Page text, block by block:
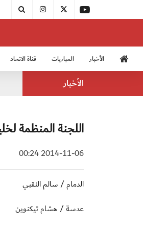
الأخبار المباريات قناة الاتحاد
الأخبار
اللجنة المنظمة لخليجي 22 تكثف
2014-11-06 00:24
الدمام / سالم النقبي
عدسة / هشام تيكنوين